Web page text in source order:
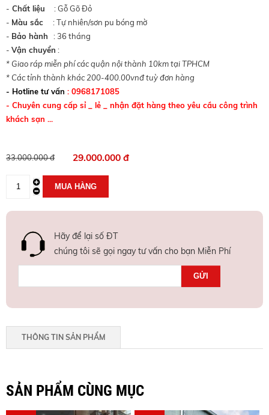
- Chất liệu
: Gỗ Gõ Đỏ
- Màu sắc
: Tự nhiên/sơn pu bóng mờ
- Bảo hành : 36 tháng
- Vận chuyển :
* Giao ráp miễn phí các quận nội thành 10km tại TPHCM
* Các tỉnh thành khác 200-400.00vnđ tuỳ đơn hàng
- Hotline tư vấn : 0968171085
- Chuyên cung cấp sỉ _ lẻ _ nhận đặt hàng theo yêu cầu công trình
khách sạn ...
33.000.000 đ 29.000.000 đ
Hãy để lại số ĐT
chúng tôi sẽ gọi ngay tư vấn cho bạn Miễn Phí
THÔNG TIN SẢN PHẨM
SẢN PHẨM CÙNG MỤC